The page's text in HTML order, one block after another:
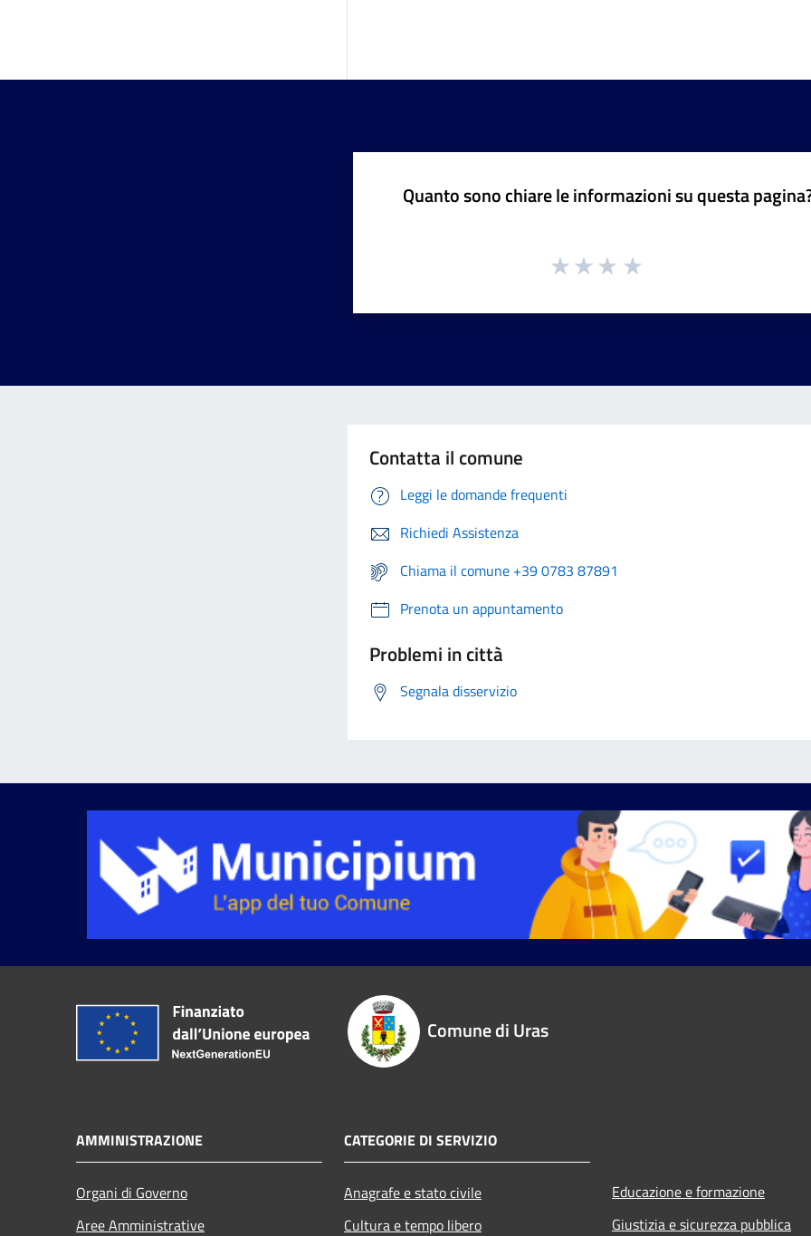
Quanto sono chiare le informazioni su questa
Contatta il comune
Leggi le domande frequenti
Richiedi Assistenza
Chiama il comune +39 0783 87891
Prenota un appuntamento
Problemi in città
Segnala disservizio
Comune di Uras
AMMINISTRAZIONE
Organi di Governo
Aree Amministrative
CATEGORIE DI SERVIZIO
Anagrafe e stato civile
Cultura e tempo libero
Educazione e formazione
Giustizia e sicurezza pubblica